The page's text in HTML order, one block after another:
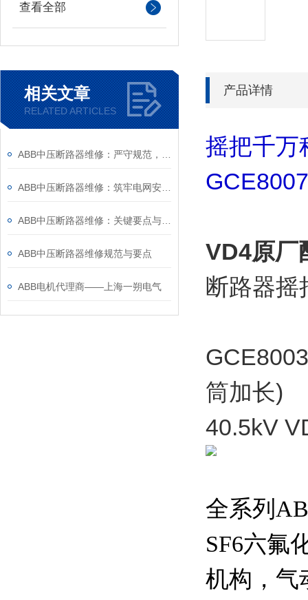
查看全部
相关文章
RELATED ARTICLES
ABB中压断路器维修规范与要点
ABB电机代理商——上海一朔电气
产品详情
摇把千万
VD4原厂
断路器
筒加长)
40.5kV
全系列
SF6六氟
机构，气